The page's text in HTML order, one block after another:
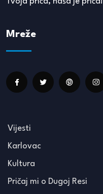
Mreže
Vijesti
Karlovac
Kultura
Pričaj mi o Dugoj Resi